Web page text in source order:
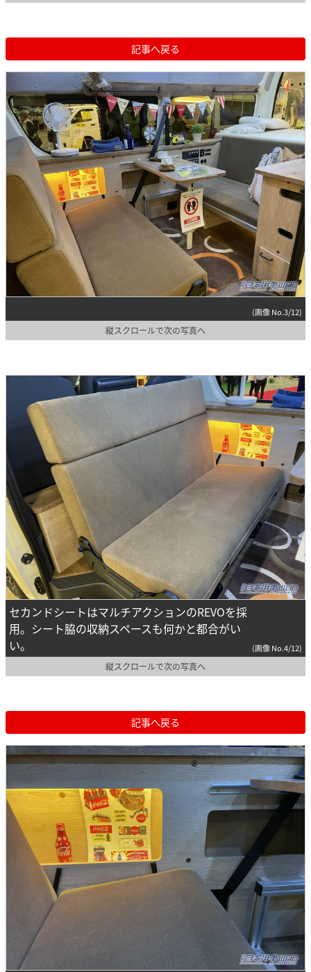
記事へ戻る
(画像 No.3/12)
縦スクロールで次の写真へ
セカンドシートはマルチアクションのREVOを採
用。シート脇の収納スペースも何かと都合がい
い。
(画像 No.4/12)
縦スクロールで次の写真へ
記事へ戻る